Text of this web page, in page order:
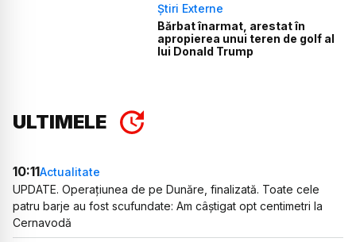
Știri Externe
Bărbat înarmat, arestat în
apropierea unui teren de golf al
lui Donald Trump
ULTIMELE
10:11Actualitate
UPDATE. Operațiunea de pe Dunăre, finalizată. Toate cele
patru barje au fost scufundate: Am câștigat opt centimetri la
Cernavodă